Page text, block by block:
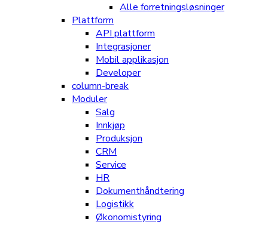
Alle forretningsløsninger
Plattform
API plattform
Integrasjoner
Mobil applikasjon
Developer
column-break
Moduler
Salg
Innkjøp
Produksjon
CRM
Service
HR
Dokumenthåndtering
Logistikk
Økonomistyring